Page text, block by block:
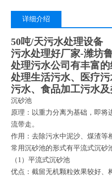
详细介绍
50吨/天污水处理设备
污水处理好厂家-潍坊
处理污水公司有丰富
处理生活污水、医疗
污水、食品加工污水
沉砂池
原理：以重力分离为基础，即将
流带走。
作用：去除污水中泥沙、煤渣等
常用沉砂池的形式有平流式沉砂
（1）平流式沉砂池
优点：截留无机颗粒效果较好、